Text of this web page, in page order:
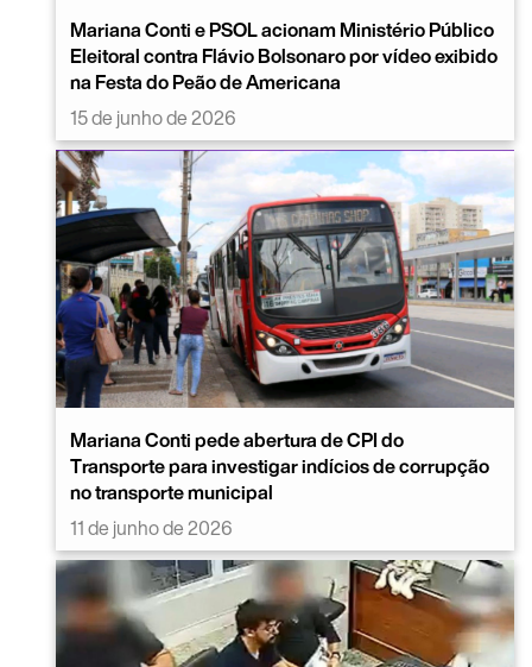
Mariana Conti e PSOL acionam Ministério Público
Eleitoral contra Flávio Bolsonaro por vídeo exibido
na Festa do Peão de Americana
15 de junho de 2026
Mariana Conti pede abertura de CPI do
Transporte para investigar indícios de corrupção
no transporte municipal
11 de junho de 2026